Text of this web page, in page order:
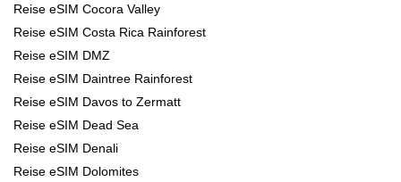
Reise eSIM Cocora Valley
Reise eSIM Costa Rica Rainforest
Reise eSIM DMZ
Reise eSIM Daintree Rainforest
Reise eSIM Davos to Zermatt
Reise eSIM Dead Sea
Reise eSIM Denali
Reise eSIM Dolomites